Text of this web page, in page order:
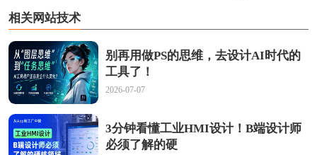
相关网站技术
别再用做PS的思维，去设计AI时代的
工具了！
2026-07-07
3分钟看懂工业HMI设计！B端设计师
必须了解的硬